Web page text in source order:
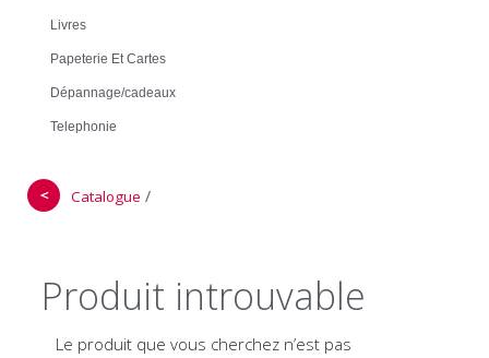
Livres
Papeterie Et Cartes
Dépannage/cadeaux
Telephonie
＜ Catalogue /
Produit introuvable
Le produit que vous cherchez n’est pas